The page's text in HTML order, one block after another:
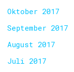
Oktober 2017
September 2017
August 2017
Juli 2017